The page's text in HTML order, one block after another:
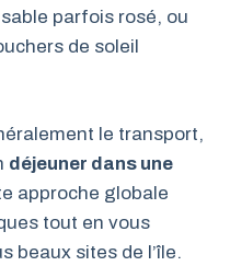
parfois rosé, ou
de soleil
le transport,
déjeuner dans une
approche globale
tout en vous
beaux sites de l’île.